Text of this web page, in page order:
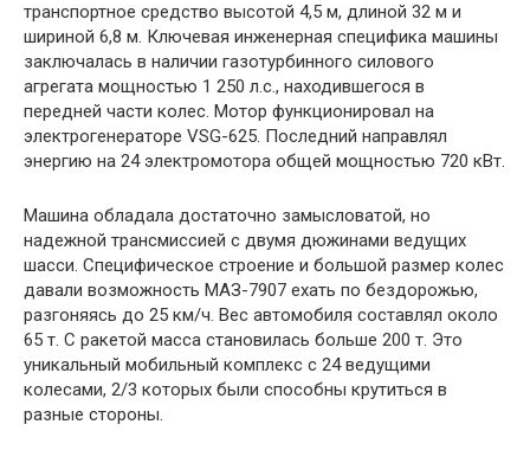
транспортное средство высотой 4,5 м, длиной 32 м и
шириной 6,8 м. Ключевая инженерная специфика машины
заключалась в наличии газотурбинного силового
агрегата мощностью 1 250 л.с., находившегося в
передней части колес. Мотор функционировал на
электрогенераторе VSG-625. Последний направлял
энергию на 24 электромотора общей мощностью 720 кВт.
Машина обладала достаточно замысловатой, но
надежной трансмиссией с двумя дюжинами ведущих
шасси. Специфическое строение и большой размер колес
давали возможность МАЗ-7907 ехать по бездорожью,
разгоняясь до 25 км/ч. Вес автомобиля составлял около
65 т. С ракетой масса становилась больше 200 т. Это
уникальный мобильный комплекс с 24 ведущими
колесами, 2/3 которых были способны крутиться в
разные стороны.